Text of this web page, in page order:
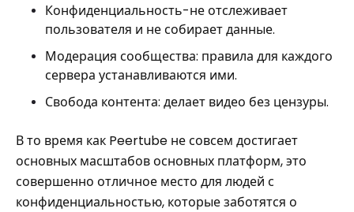
Конфиденциальность-не отслеживает
пользователя и не собирает данные.
Модерация сообщества: правила для каждого
сервера устанавливаются ими.
Свобода контента: делает видео без цензуры.
В то время как Peertube не совсем достигает
основных масштабов основных платформ, это
совершенно отличное место для людей с
конфиденциальностью, которые заботятся о